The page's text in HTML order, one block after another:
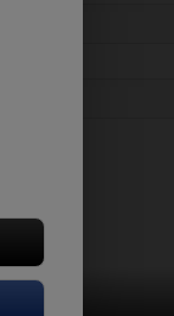
などモチーフ・ストーリ